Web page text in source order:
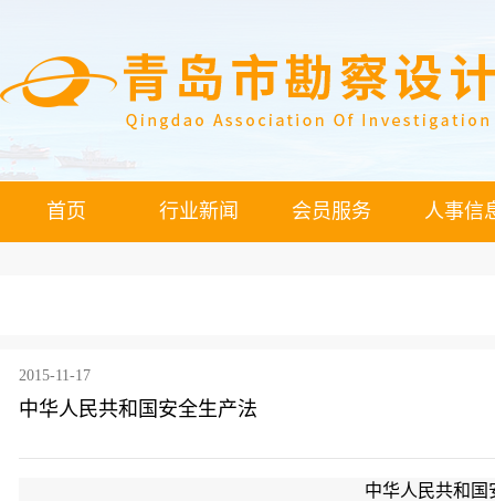
首页 行业新闻 会员服务 人事信
2015-11-17
中华人民共和国安全生产法
中华人民共和国